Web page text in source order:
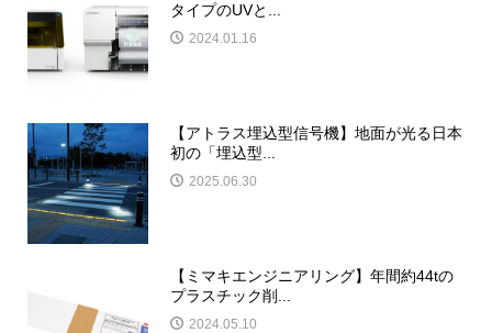
タイプのUVと...
2024.01.16
【アトラス埋込型信号機】地面が光る日本
初の「埋込型...
2025.06.30
【ミマキエンジニアリング】年間約44tの
プラスチック削...
2024.05.10